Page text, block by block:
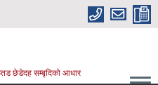
छेडेदह सम्बृदिको आधार